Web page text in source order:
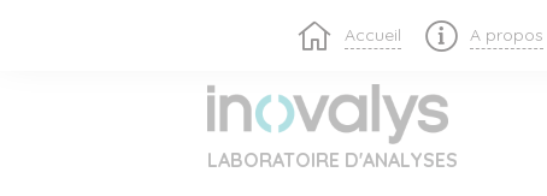
Accueil A propos
LABORATOIRE D'ANALYSES